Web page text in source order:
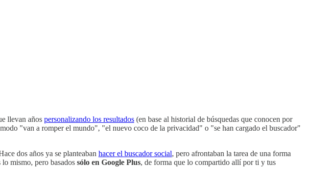
llevan años personalizando los resultados (en base al historial de búsquedas que conocen por
"van a romper el mundo", "el nuevo coco de la privacidad" o "se han cargado el buscador"
dos años ya se planteaban hacer el buscador social, pero afrontaban la tarea de una forma
mismo, pero basados sólo en Google Plus, de forma que lo compartido allí por ti y tus